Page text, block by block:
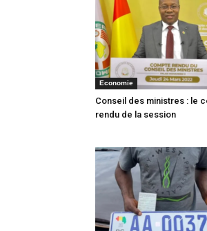
Economie
Conseil des ministres : le
rendu de la session